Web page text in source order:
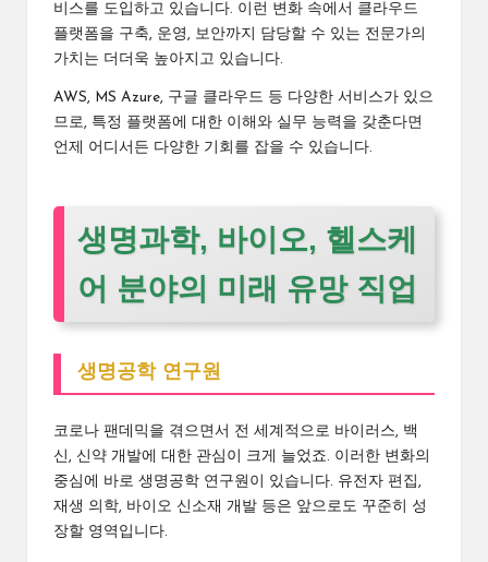
비스를 도입하고 있습니다. 이런 변화 속에서 클라우드
플랫폼을 구축, 운영, 보안까지 담당할 수 있는 전문가의
가치는 더더욱 높아지고 있습니다.
AWS, MS Azure, 구글 클라우드 등 다양한 서비스가 있으
므로, 특정 플랫폼에 대한 이해와 실무 능력을 갖춘다면
언제 어디서든 다양한 기회를 잡을 수 있습니다.
생명과학, 바이오, 헬스케
어 분야의 미래 유망 직업
생명공학 연구원
코로나 팬데믹을 겪으면서 전 세계적으로 바이러스, 백
신, 신약 개발에 대한 관심이 크게 늘었죠. 이러한 변화의
중심에 바로 생명공학 연구원이 있습니다. 유전자 편집,
재생 의학, 바이오 신소재 개발 등은 앞으로도 꾸준히 성
장할 영역입니다.